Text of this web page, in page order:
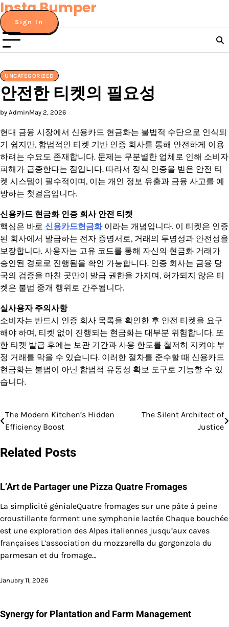
Skip
to
content
Insta Bumper
Sign In
UNCATEGORIZED
안전한 티켓의 필요성
by AdminMay 2, 2026
현대 금융 시장에서 신용카드 현금화는 불법적 수단으로 인식되
기 쉽지만, 합법적인 티켓 기반 인증 회사를 통해 안전하게 이용
하려는 수요도 존재합니다. 문제는 무분별한 업체로 인해 소비자
피해가 급증한다는 점입니다. 따라서 정식 인증을 받은 안전 티
켓 시스템이 필수적이며, 이는 개인 정보 유출과 금융 사고를 예
방하는 첫걸음입니다.
신용카드 현금화 인증 회사 안전 티켓
핵심은 바로 신용카드현금화이라는 개념입니다. 이 티켓은 인증
된 회사에서 발급하는 전자 증명서로, 거래의 투명성과 안전성을
보장합니다. 사용자는 고유 코드를 통해 자신의 현금화 거래가
승인된 경로로 진행됨을 확인 가능합니다. 인증 회사는 금융 당
국의 검증을 마친 곳만이 발급 권한을 가지며, 허가되지 않은 티
켓은 불법 중개 행위로 간주됩니다.
실사용자 주의사항
소비자는 반드시 인증 회사 목록을 확인한 후 안전 티켓을 요구
해야 하며, 티켓 없이 진행되는 현금화는 대부분 위험합니다. 또
한 티켓 발급 후에는 보관 기간과 사용 한도를 철저히 지켜야 부
정 거래를 막을 수 있습니다. 이러한 절차를 준수할 때 신용카드
현금화는 불법이 아닌 합법적 유동성 확보 도구로 기능할 수 있
습니다.
Post
navigation
The Modern Kitchen’s Hidden
Efficiency Boost
The Silent Architect of
Justice
Related Posts
L’Art de Partager une Pizza Quatre Fromages
La simplicité génialeQuatre fromages sur une pâte à peine
croustillante forment une symphonie lactée Chaque bouchée
est une exploration des Alpes italiennes jusqu’aux caves
françaises L’association du mozzarella du gorgonzola du
parmesan et du fromage…
January 11, 2026
Synergy for Plantation and Farm Management